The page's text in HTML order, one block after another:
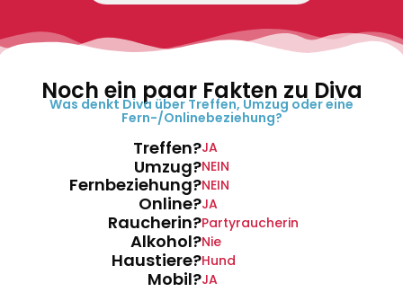
Noch ein paar Fakten zu Diva
Was denkt Diva über Treffen, Umzug oder eine
Fern-/Onlinebeziehung?
Treffen?JA
Umzug?NEIN
Fernbeziehung?NEIN
Online?JA
Raucherin?Partyraucherin
Alkohol?Nie
Haustiere?Hund
Mobil?JA